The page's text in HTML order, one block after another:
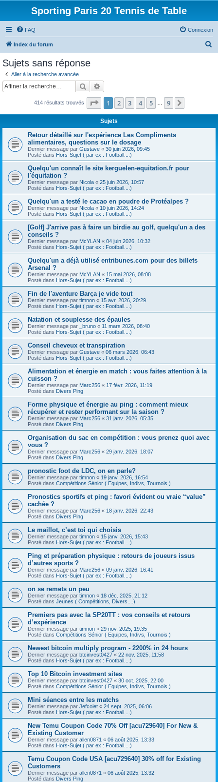
Sporting Paris 20 Tennis de Table
FAQ Connexion
Index du forum
c
Sujets sans réponse
Aller à la recherche avancée
Rechercher
414 résultats trouvés Page 1sur9
1 2 3 4 5 9
Sujets
Retour détaillé sur l'expérience Les Compliments
alimentaires, questions sur le dosage
Dernier message par Gustave « 30 juin 2026, 09:45
Posté dans Hors-Sujet ( par ex : Football....)
Quelqu'un connaît le site kerguelen-equitation.fr pour
l'équitation ?
Dernier message par Nicola « 25 juin 2026, 10:57
Posté dans Hors-Sujet ( par ex : Football....)
Quelqu'un a testé le cacao en poudre de Protéalpes ?
Dernier message par Nicola « 10 juin 2026, 14:24
Posté dans Hors-Sujet ( par ex : Football....)
[Golf] J'arrive pas à faire un birdie au golf, quelqu'un a des
conseils ?
Dernier message par McYLAN « 04 juin 2026, 10:32
Posté dans Hors-Sujet ( par ex : Football....)
Quelqu'un a déjà utilisé entribunes.com pour des billets
Arsenal ?
Dernier message par McYLAN « 15 mai 2026, 08:08
Posté dans Hors-Sujet ( par ex : Football....)
Fin de l'aventure Barça je vide tout
Dernier message par timnon « 15 avr. 2026, 20:29
Posté dans Hors-Sujet ( par ex : Football....)
Natation et souplesse des épaules
Dernier message par _bruno « 11 mars 2026, 08:40
Posté dans Hors-Sujet ( par ex : Football....)
Conseil cheveux et transpiration
Dernier message par Gustave « 06 mars 2026, 06:43
Posté dans Hors-Sujet ( par ex : Football....)
Alimentation et énergie en match : vous faites attention à la
cuisson ?
Dernier message par Marc256 « 17 févr. 2026, 11:19
Posté dans Divers Ping
Forme physique et énergie au ping : comment mieux
récupérer et rester performant sur la saison ?
Dernier message par Marc256 « 31 janv. 2026, 05:35
Posté dans Divers Ping
Organisation du sac en compétition : vous prenez quoi avec
vous ?
Dernier message par Marc256 « 29 janv. 2026, 18:07
Posté dans Divers Ping
pronostic foot de LDC, on en parle?
Dernier message par timnon « 19 janv. 2026, 16:54
Posté dans Compétitions Sénior ( Equipes, Indivs, Tournois )
Pronostics sportifs et ping : favori évident ou vraie “value”
cachée ?
Dernier message par Marc256 « 18 janv. 2026, 22:43
Posté dans Divers Ping
Le maillot, c’est toi qui choisis
Dernier message par timnon « 15 janv. 2026, 15:43
Posté dans Hors-Sujet ( par ex : Football....)
Ping et préparation physique : retours de joueurs issus
d’autres sports ?
Dernier message par Marc256 « 09 janv. 2026, 16:41
Posté dans Hors-Sujet ( par ex : Football....)
on se remets un peu
Dernier message par timnon « 18 déc. 2025, 21:12
Posté dans Jeunes ( Compétitions, Divers....)
Premiers pas avec la SP20TT : vos conseils et retours
d’expérience
Dernier message par timnon « 29 nov. 2025, 19:35
Posté dans Compétitions Sénior ( Equipes, Indivs, Tournois )
Newest bitcoin multiply program - 2200% in 24 hours
Dernier message par btcinvest0427 « 22 nov. 2025, 11:58
Posté dans Hors-Sujet ( par ex : Football....)
Top 10 Bitcoin investment sites
Dernier message par btcinvest0427 « 30 oct. 2025, 22:00
Posté dans Compétitions Sénior ( Equipes, Indivs, Tournois )
Mini séances entre les matchs
Dernier message par Jefcolet « 24 sept. 2025, 06:06
Posté dans Hors-Sujet ( par ex : Football....)
New Temu Coupon Code 70% Off [acu729640] For New &
Existing Customer
Dernier message par allen0871 « 06 août 2025, 13:33
Posté dans Hors-Sujet ( par ex : Football....)
Temu Coupon Code USA [acu729640] 30% off for Existing
Customers
Dernier message par allen0871 « 06 août 2025, 13:32
Posté dans Divers Ping